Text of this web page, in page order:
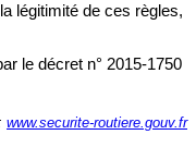
légitimité de ces règles,
le décret n° 2015-1750
www.securite-routiere.gouv.fr